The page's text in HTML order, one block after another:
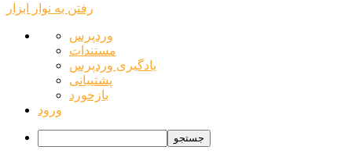
رفتن به نوار ابزار
درباره
وردپرس
وردپرس
مستندات
یادگیری وردپرس
پشتیبانی
بازخورد
ورود
جستجو